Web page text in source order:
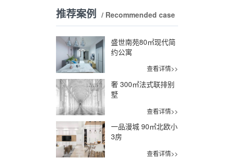
推荐案例 / Recommended case
盛世南苑80㎡现代简
约公寓
查看详情>>
奢 300㎡法式联排别
墅
查看详情>>
一品漫城 90㎡北欧小
3房
查看详情>>